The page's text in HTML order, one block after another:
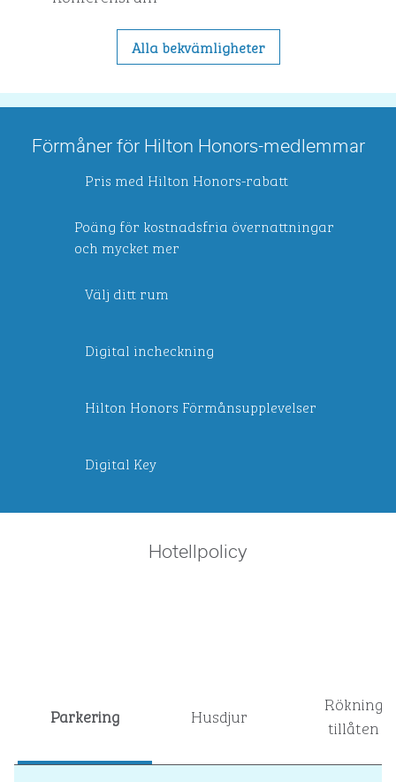
Alla bekvämligheter
Förmåner för Hilton Honors-medlemmar
Pris med Hilton Honors-rabatt
Poäng för kostnadsfria övernattningar
och mycket mer
Välj ditt rum
Digital incheckning
Hilton Honors Förmånsupplevelser
Digital Key
Hotellpolicy
Parkering Husdjur
Rökning
tillåten